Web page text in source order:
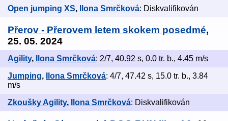
Open jumping XS, Ilona Smrčková: Diskvalifikován
Přerov - Přerovem letem skokem posedmé,
25. 05. 2024
Agility, Ilona Smrčková: 2/7, 40.92 s, 0.0 tr. b., 4.45 m/s
Jumping, Ilona Smrčková: 4/7, 47.42 s, 15.0 tr. b., 3.84
m/s
Zkoušky Agility, Ilona Smrčková: Diskvalifikován